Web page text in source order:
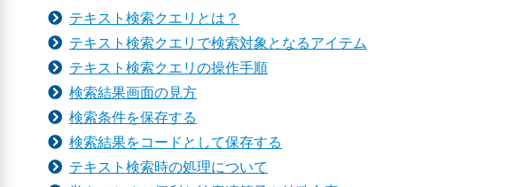
テキスト検索クエリとは？
テキスト検索クエリで検索対象となるアイテム
テキスト検索クエリの操作手順
検索結果画面の見方
検索条件を保存する
検索結果をコードとして保存する
テキスト検索時の処理について